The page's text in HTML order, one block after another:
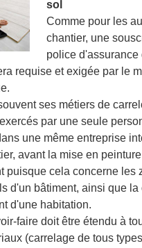
sol
Comme pour les
chantier, une
police
requise et exigée par le
ses métiers de
par une seule
une même entreprise
avant la mise en
puisque cela concerne les
d'un bâtiment, ainsi que la
d'une habitation.
faire doit être étendu à
(carrelage de tous